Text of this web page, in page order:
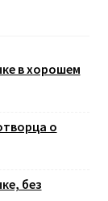
в хорошем
о
без